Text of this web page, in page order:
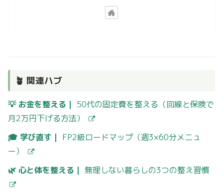
🪴 関連ハブ
💡 お金を整える｜ 50代の固定費を整える（回線と保険で
月2万円下げる方法）
🎓 学び直す｜ FP2級ロードマップ（週3×60分メニュ
ー）
🌿 心と体を整える｜ 無理しない暮らしの3つの整え習慣